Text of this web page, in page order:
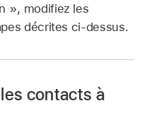
», modifiez les
décrites ci-dessus.
contacts à